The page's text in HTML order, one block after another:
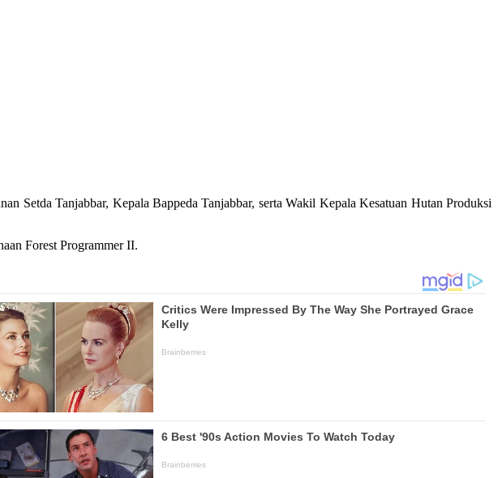
Setda Tanjabbar, Kepala Bappeda Tanjabbar, serta Wakil Kepala Kesatuan Hutan Produksi
Forest Programmer II.